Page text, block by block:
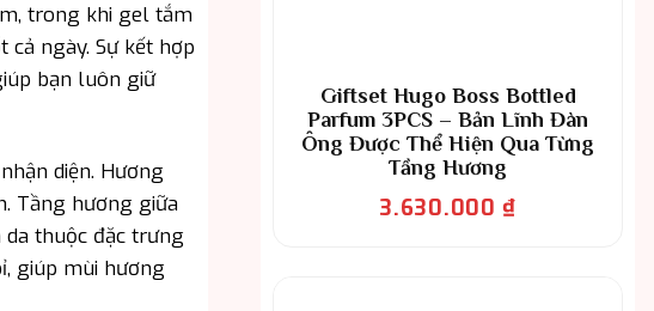
trong khi gel tắm
ngày. Sự kết hợp
bạn luôn giữ
diện. Hương
Tầng hương giữa
thuộc đặc trưng
giúp mùi hương
Giftset Hugo Boss Bottled
Parfum 3PCS – Bản Lĩnh Đàn
Ông Được Thể Hiện Qua Từng
Tầng Hương
3.630.000₫